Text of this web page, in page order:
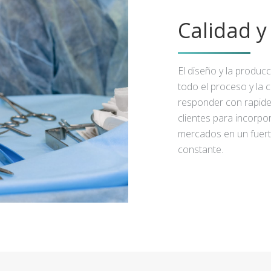
Calidad
El diseño y la
todo el proceso y la
responder con
clientes para
mercados en un
constante.